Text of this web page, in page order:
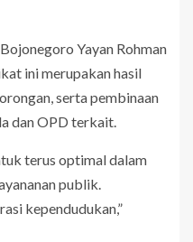
Yayan Rohman
ini merupakan hasil
serta pembinaan
dan OPD terkait.
terus optimal dalam
publik.
kependudukan,”